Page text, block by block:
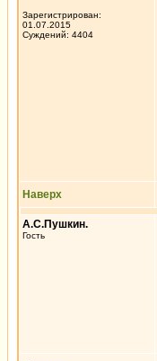
Зарегистрирован:
01.07.2015
Суждений: 4404
Наверх
А.С.Пушкин.
Гость